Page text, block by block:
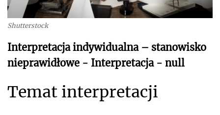
Shutterstock
Interpretacja indywidualna – stanowisko
nieprawidłowe - Interpretacja - null
Temat interpretacji